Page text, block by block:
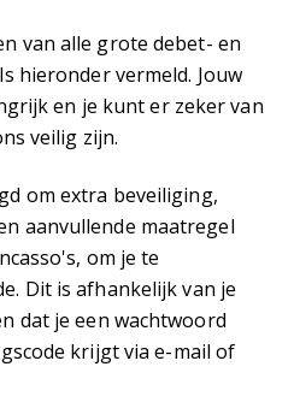
van alle grote debet- en
hieronder vermeld. Jouw
en je kunt er zeker van
veilig zijn.
om extra beveiliging,
aanvullende maatregel
om je te
Dit is afhankelijk van je
dat je een wachtwoord
krijgt via e-mail of